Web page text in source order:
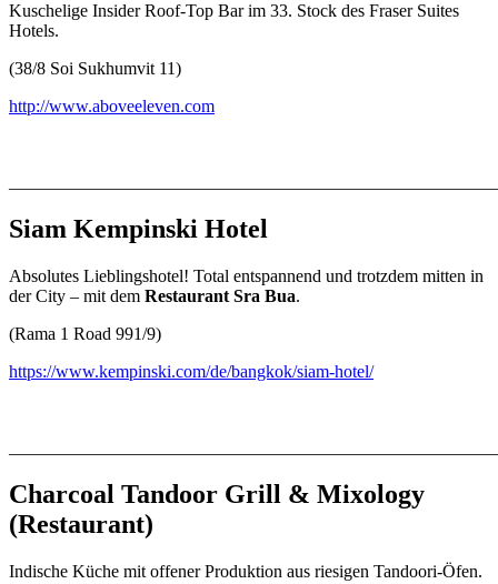
Kuschelige Insider Roof-Top Bar im 33. Stock des Fraser Suites
Hotels.
(38/8 Soi Sukhumvit 11)
http://www.aboveeleven.com
Siam Kempinski Hotel
Absolutes Lieblingshotel! Total entspannend und trotzdem mitten in
der City – mit dem Restaurant Sra Bua.
(Rama 1 Road 991/9)
https://www.kempinski.com/de/bangkok/siam-hotel/
Charcoal Tandoor Grill & Mixology
(Restaurant)
Indische Küche mit offener Produktion aus riesigen Tandoori-Öfen.